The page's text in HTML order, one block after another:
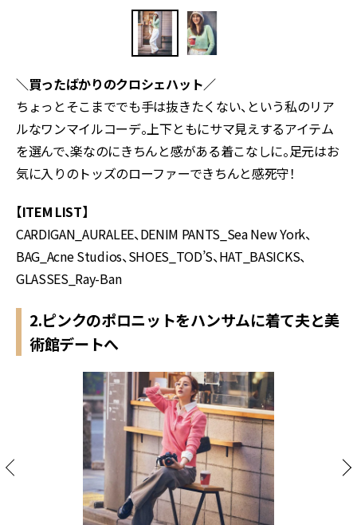
＼買ったばかりのクロシェハット／
ちょっとそこまででも手は抜きたくない、という私のリア
ルなワンマイルコーデ。上下ともにサマ見えするアイテム
を選んで、楽なのにきちんと感がある着こなしに。足元はお
気に入りのトッズのローファーできちんと感死守！
【ITEM LIST】
CARDIGAN_AURALEE、DENIM PANTS_Sea New York、
BAG_Acne Studios、SHOES_TOD’S、HAT_BASICKS、
GLASSES_Ray-Ban
2.ピンクのポロニットをハンサムに着て夫と美
術館デートへ